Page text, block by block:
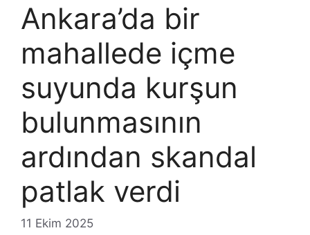
Ankara’da bir
mahallede içme
suyunda kurşun
bulunmasının
ardından skandal
patlak verdi
11 Ekim 2025